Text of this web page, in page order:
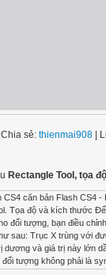
Chia sẻ: thienmai908 |
Rectangle Tool, tọa
CS4 căn bản Flash CS4
Tọa độ và kích thước
đối tượng, bạn điều
sau: Trục X trùng với
dương và giá trị này lớn
tượng không phải là